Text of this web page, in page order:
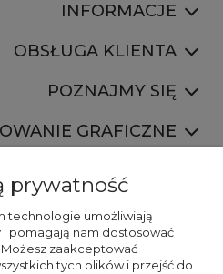
INFORMACJE
OBSŁUGA KLIENTA
POZNAJMY SIĘ
GRAFICZNE
750 445
prywatność
technologie umożliwiają
i pomagają nam dostosować
zaakceptować
tych plików i przejść do